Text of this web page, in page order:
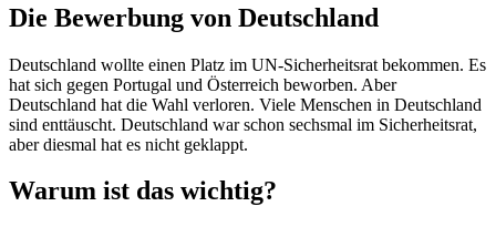
Die Bewerbung von Deutschland
Deutschland wollte einen Platz im UN-Sicherheitsrat bekommen. Es
hat sich gegen Portugal und Österreich beworben. Aber
Deutschland hat die Wahl verloren. Viele Menschen in Deutschland
sind enttäuscht. Deutschland war schon sechsmal im Sicherheitsrat,
aber diesmal hat es nicht geklappt.
Warum ist das wichtig?